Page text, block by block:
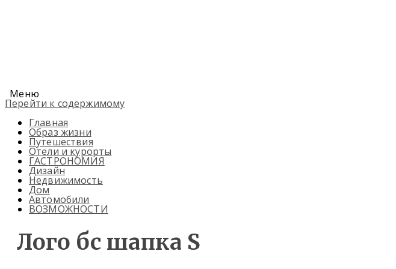
Меню
Перейти к содержимому
Главная
Образ жизни
Путешествия
Отели и курорты
ГАСТРОНОМИЯ
Дизайн
Недвижимость
Дом
Автомобили
ВОЗМОЖНОСТИ
Лого бс шапка S